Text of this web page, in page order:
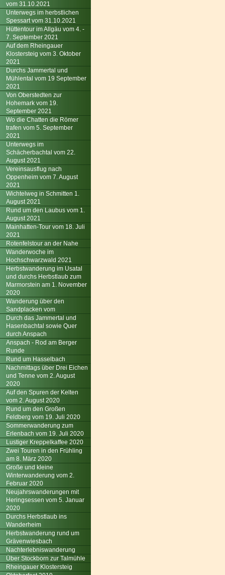
vom 31.10.2021
Unterwegs im herbstlichen
Spessart vom 31.10.2021
Hüttentour im Allgäu vom 4. -
7. September 2021
Auf dem Rheingauer
Klostersteig vom 3. Oktober
2021
Durchs Jammertal und
Mühlental vom 19 September
2021
Von Oberstedten zur
Hohemark vom 19.
September 2021
Wo die Chatten die Römer
trafen vom 5. September
2021
Unterwegs im
Schächerbachtal vom 22.
August 2021
Vereinsausflug nach
Oppenheim vom 7. August
2021
Wichtelweg in Schmitten 1.
August 2021
Rund um den Laubus vom 1.
August 2021
Mainhatten-Tour vom 18. Juli
2021
Rotenfelstour an der Nahe
Wanderwoche im
Hochschwarzwald 2021
Herbstwanderung im Usatal
und durchs Herbstlaub zum
Marmorstein am 1. November
2020
Wanderung über den
Sandplacken vom
Durch das Jammertal und
Hasenbachtal sowie Quer
durch Anspach
Anspach - Rod am Berger
Runde
Rund um Hasselbach
Nachmittags über Drei Eichen
und Tenne vom 2. August
2020
Auf den Spuren der Kelten
vom 2. August 2020
Rund um den Großen
Feldberg vom 19. Juli 2020
Sommerwanderung zum
Erlenbach vom 19. Juli 2020
Lustiger Kreppelkaffee 2020
Zwei Touren in den Frühling
am 8. März 2020
Große und kleine
Winterwanderung vom 2.
Februar 2020
Neujahrswanderungen mit
Heringsessen vom 5. Januar
2020
Durchs Herbstlaub ins
Wanderheim
Herbstwanderung rund um
Grävenwiesbach
Nachterlebniswanderung
Über Stockborn zur Talmühle
Rheingauer Klostersteig